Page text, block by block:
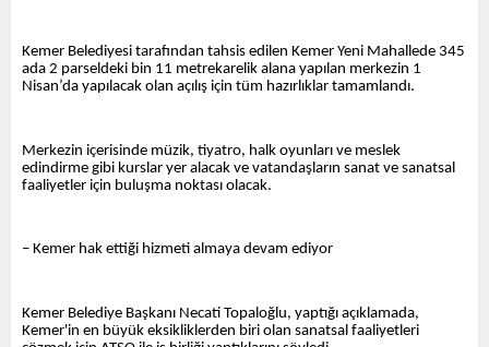
Kemer Belediyesi tarafından tahsis edilen Kemer Yeni Mahallede 345
ada 2 parseldeki bin 11 metrekarelik alana yapılan merkezin 1
Nisan’da yapılacak olan açılış için tüm hazırlıklar tamamlandı.
Merkezin içerisinde müzik, tiyatro, halk oyunları ve meslek
edindirme gibi kurslar yer alacak ve vatandaşların sanat ve sanatsal
faaliyetler için buluşma noktası olacak.
– Kemer hak ettiği hizmeti almaya devam ediyor
Kemer Belediye Başkanı Necati Topaloğlu, yaptığı açıklamada,
Kemer'in en büyük eksikliklerden biri olan sanatsal faaliyetleri